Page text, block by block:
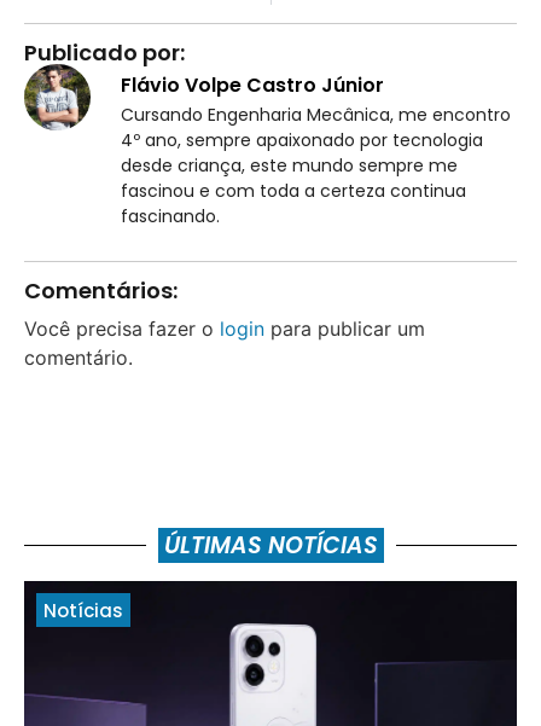
Publicado por:
Flávio Volpe Castro Júnior
Cursando Engenharia Mecânica, me encontro
4º ano, sempre apaixonado por tecnologia
desde criança, este mundo sempre me
fascinou e com toda a certeza continua
fascinando.
Comentários:
Você precisa fazer o login para publicar um
comentário.
ÚLTIMAS NOTÍCIAS
Notícias